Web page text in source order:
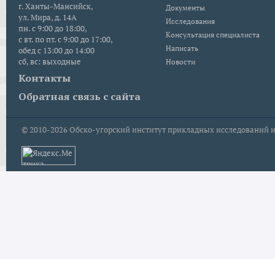
г. Ханты-Мансийск,
ул. Мира, д. 14А
пн. с 9:00 до 18:00,
с вт. по пт. с 9:00 до 17:00,
обед с 13:00 до 14:00
сб, вс: выходные
Контакты
Обратная связь с сайта
Документы
Исследования
Консультация специалиста
Написать
Новости
© 2010-2026Обско-угорский институт прикладных исследований